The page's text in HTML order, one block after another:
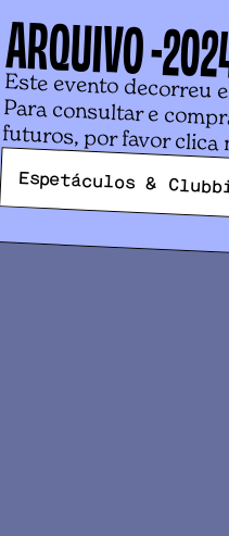
ARQUIVO -
Este evento decorreu
Para consultar e
futuros, por favor clica
Espetáculos &